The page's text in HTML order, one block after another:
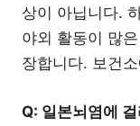
상이 아닙니다.
야외 활동이 많
장합니다. 보건
Q: 일본뇌염에